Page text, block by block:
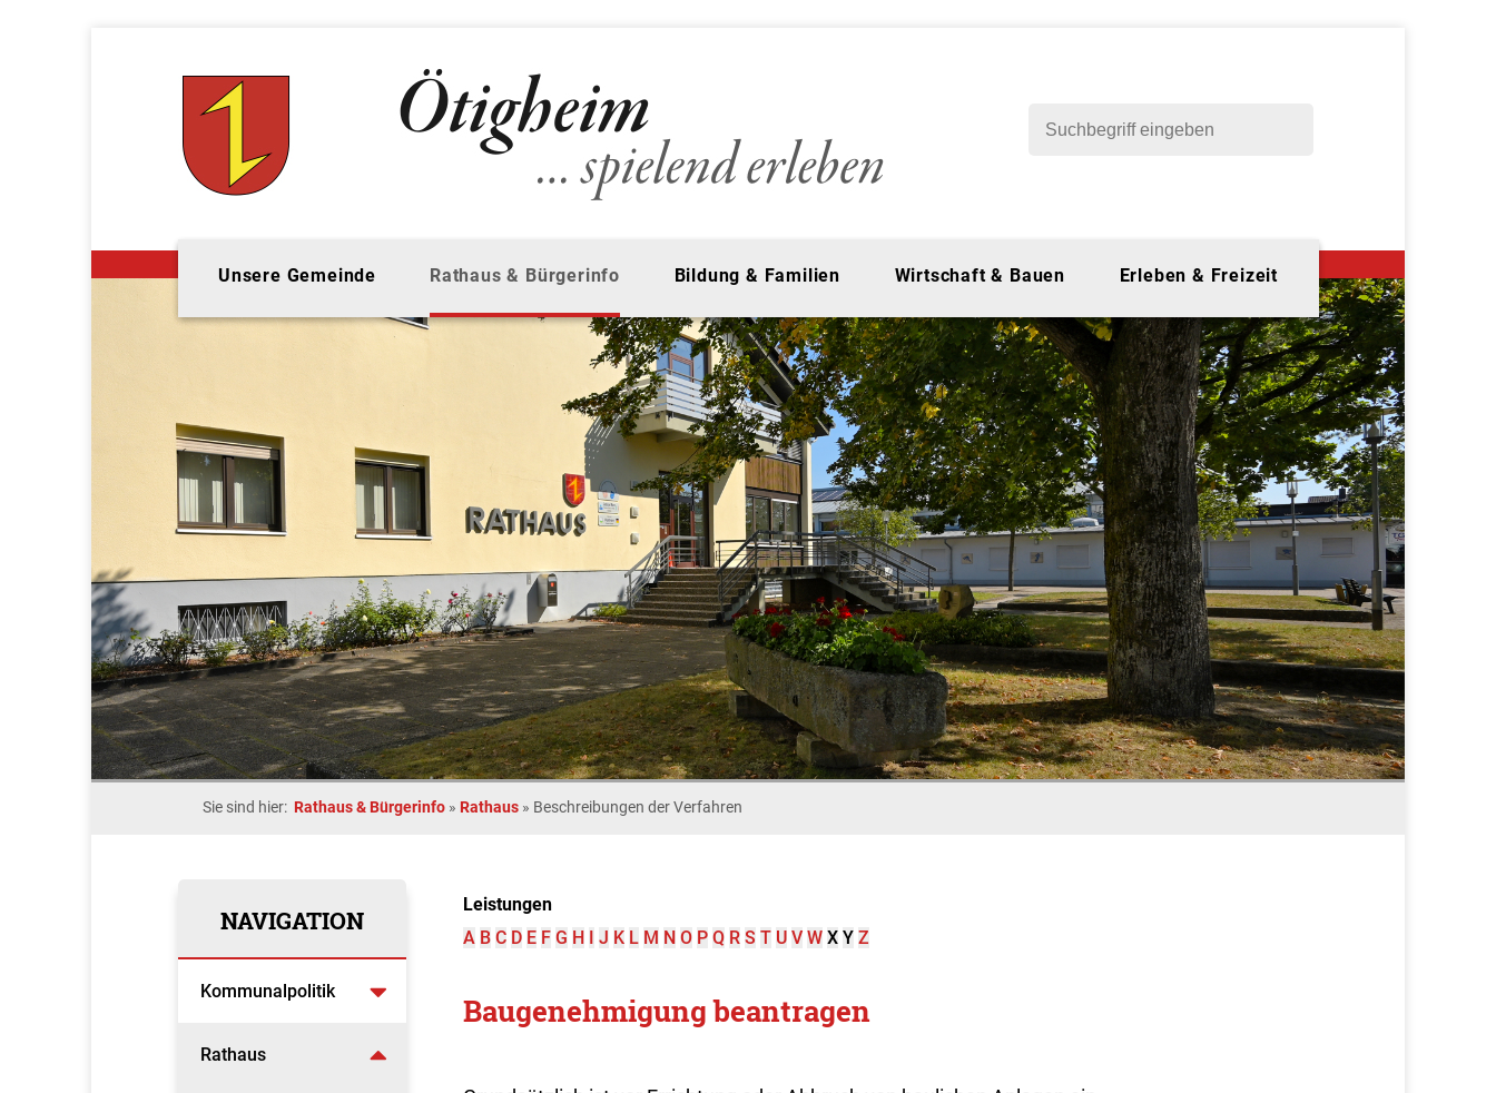
Unsere Gemeinde Rathaus & Bürgerinfo Bildung & Familien Wirtschaft & Bauen Erleben & Freizeit
Sie sind hier: Rathaus & Bürgerinfo » Rathaus » Beschreibungen der Verfahren
NAVIGATION
Kommunalpolitik
Rathaus
Leistungen
A B C D E F G H I J K L M N O P Q R S T U V W X Y Z
Baugenehmigung beantragen